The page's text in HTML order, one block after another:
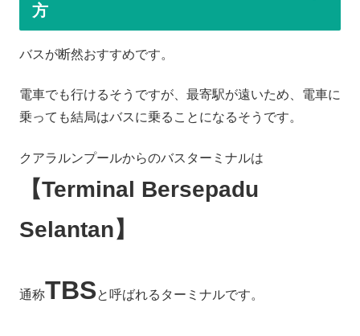
方
バスが断然おすすめです。
電車でも行けるそうですが、最寄駅が遠いため、電車に
乗っても結局はバスに乗ることになるそうです。
クアラルンプールからのバスターミナルは
【Terminal Bersepadu
Selantan】
通称TBSと呼ばれるターミナルです。